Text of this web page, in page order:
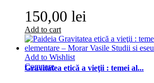
150,00 lei
Add to cart
Add to Wishlist
Compare
Gravitatea etică a vieţii : temei al...